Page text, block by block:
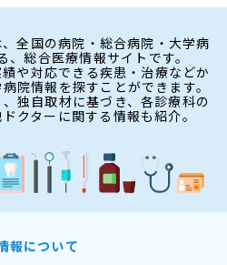
全国の病院・総合病院・大学病
総合医療情報サイトです。
や対応できる疾患・治療などか
院情報を探すことができます。
独自取材に基づき、各診療科の
クターに関する情報も紹介。
報について